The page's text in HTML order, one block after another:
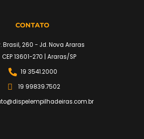
CONTATO
Brasil, 260 - Jd. Nova Araras
CEP 13601-270 | Araras/SP
19 3541.2000
19 99839.7502